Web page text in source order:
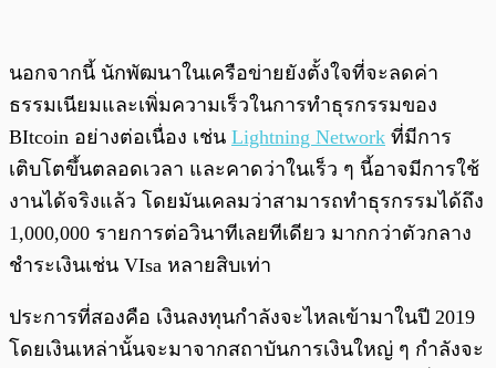
นอกจากนี้ นักพัฒนาในเครือข่ายยังตั้งใจที่จะลดค่า
ธรรมเนียมและเพิ่มความเร็วในการทำธุรกรรมของ
BItcoin อย่างต่อเนื่อง เช่น Lightning Network ที่มีการ
เติบโตขึ้นตลอดเวลา และคาดว่าในเร็ว ๆ นี้อาจมีการใช้
งานได้จริงแล้ว โดยมันเคลมว่าสามารถทำธุรกรรมได้ถึง
1,000,000 รายการต่อวินาทีเลยทีเดียว มากกว่าตัวกลาง
ชำระเงินเช่น VIsa หลายสิบเท่า
ประการที่สองคือ เงินลงทุนกำลังจะไหลเข้ามาในปี 2019
โดยเงินเหล่านั้นจะมาจากสถาบันการเงินใหญ่ ๆ กำลังจะ